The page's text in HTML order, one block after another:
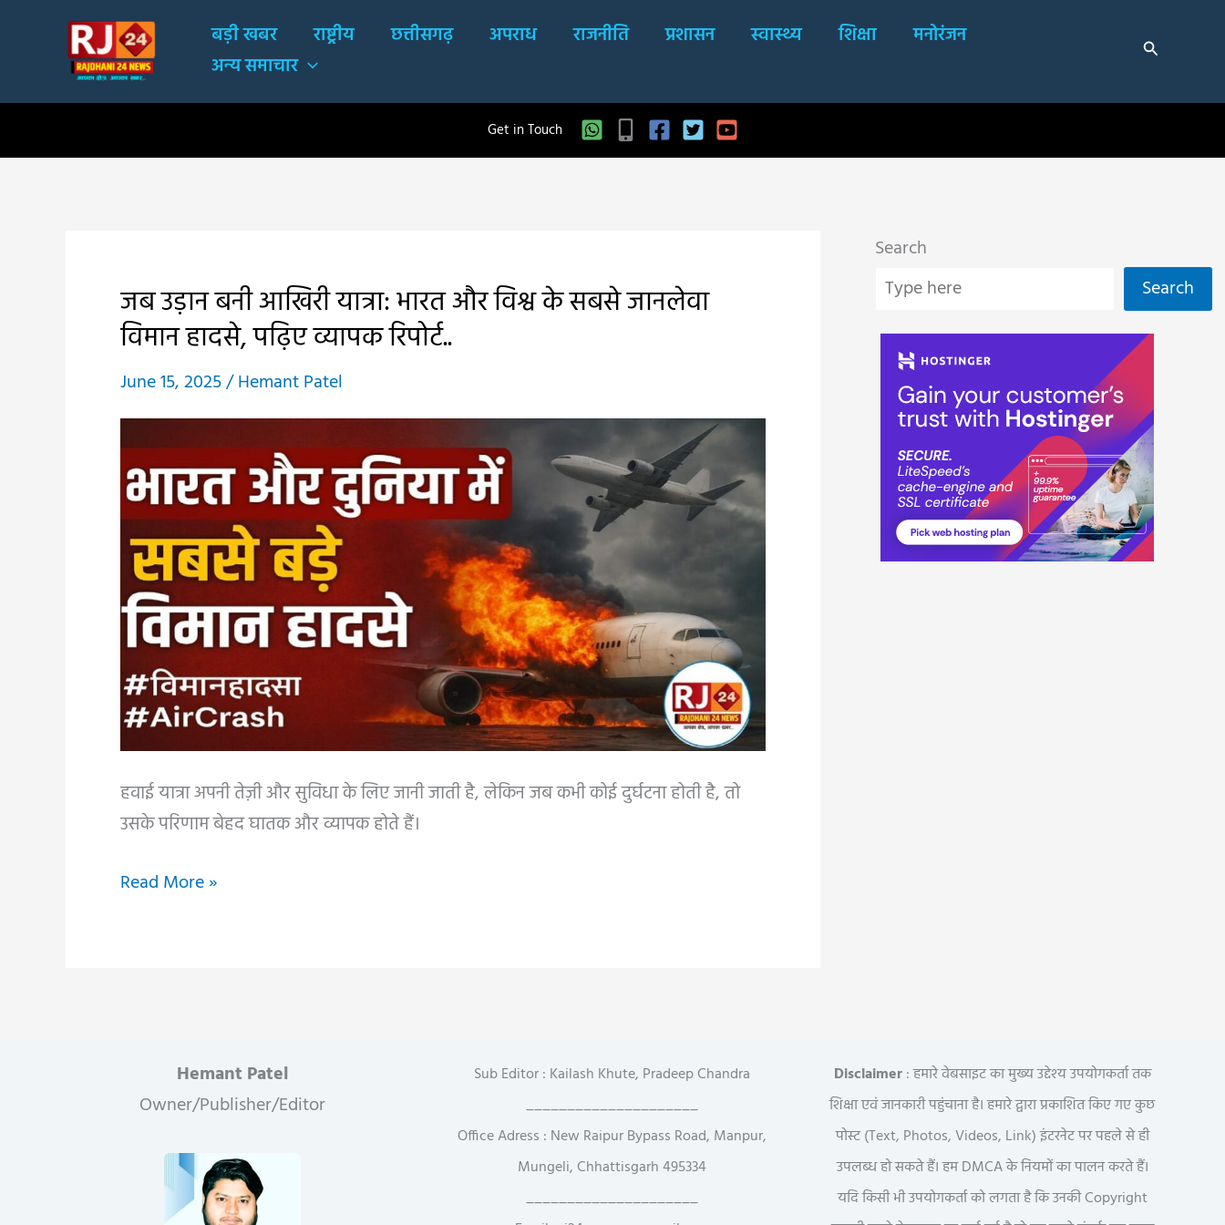
बड़ी खबर राष्ट्रीय छत्तीसगढ़ अपराध राजनीति प्रशासन स्वास्थ्य शिक्षा
मनोरंजन
अन्य समाचार
Search
Get in Touch
जब उड़ान बनी आखिरी यात्रा: भारत और विश्व के सबसे जानलेवा
विमान हादसे, पढ़िए व्यापक रिपोर्ट..
June 15, 2025/Hemant Patel
हवाई यात्रा अपनी तेज़ी और सुविधा के लिए जानी जाती है, लेकिन जब कभी कोई दुर्घटना होती है, तो
उसके परिणाम बेहद घातक और व्यापक होते हैं।
जब
विश्व
जानलेवा
Read More »
Search
Search
Hemant Patel
Owner/Publisher/Editor
Sub Editor : Kailash Khute, Pradeep Chandra
_____________________
Office Adress : New Raipur Bypass Road, Manpur,
Mungeli, Chhattisgarh 495334
_____________________
Disclaimer: हमारे वेबसाइट का मुख्य उद्देश्य उपयोगकर्ता तक
शिक्षा एवं जानकारी पहुंचाना है। हमारे द्वारा प्रकाशित किए गए कुछ
पोस्ट (Text, Photos, Videos, Link) इंटरनेट पर पहले से ही
उपलब्ध हो सकते हैं। हम DMCA के नियमों का पालन करते हैं।
यदि किसी भी उपयोगकर्ता को लगता है कि उनकी Copyright